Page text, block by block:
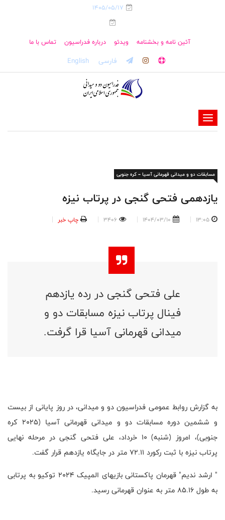
1405/05/17
آئین نامه و بخشنامه ویدئو درباره فدراسیون تماس با ما
فارسی English
-
-
-
مسابقات دو و میدانی قهرمانی آسیا – کره جنوبی
یازدهمی فتحی گنجی در پرتاب نیزه
13:05
1404/03/10
3406 چاپ خبر
علی فتحی گنجی در رده یازدهم
فینال پرتاب نیزه مسابقات دو و
میدانی قهرمانی آسیا قرا گرفت.
به گزارش روابط عمومی فدراسیون دو و میدانی، در روز پایانی از بیست
و ششمین دوره مسابقات دو و میدانی قهرمانی آسیا (2025 کره
جنوبی)، امروز (شنبه) 10 خرداد، علی فتحی گنجی در مرحله نهایی
پرتاب نیزه با ثبت رکورد 72.11 متر در جایگاه یازدهم قرار گفت.
" ارشد ندیم" قهرمان پاکستانی بازیهای المپیک 2024 توکیو به پرتابی
به طول 85.16 متر به عنوان قهرمانی رسید.